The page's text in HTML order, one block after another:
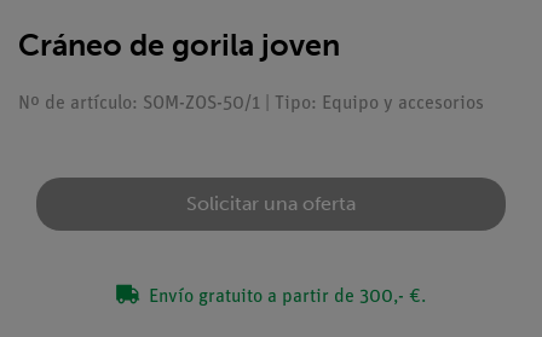
Cráneo de gorila joven
Nº de artículo: SOM-ZOS-50/1 | Tipo: Equipo y accesorios
Solicitar una oferta
Envío gratuito a partir de 300,- €.